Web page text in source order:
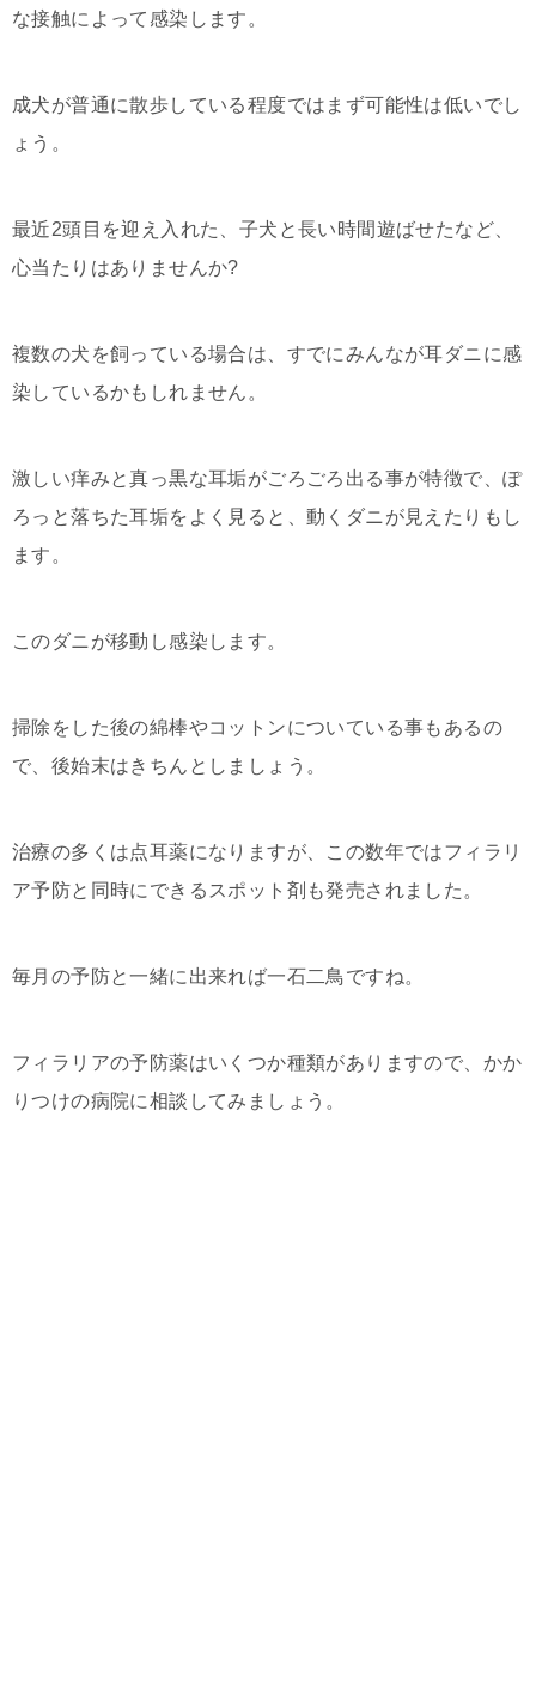
な接触によって感染します。
成犬が普通に散歩している程度ではまず可能性は低いでし
ょう。
最近2頭目を迎え入れた、子犬と長い時間遊ばせたなど、
心当たりはありませんか?
複数の犬を飼っている場合は、すでにみんなが耳ダニに感
染しているかもしれません。
激しい痒みと真っ黒な耳垢がごろごろ出る事が特徴で、ぽ
ろっと落ちた耳垢をよく見ると、動くダニが見えたりもし
ます。
このダニが移動し感染します。
掃除をした後の綿棒やコットンについている事もあるの
で、後始末はきちんとしましょう。
治療の多くは点耳薬になりますが、この数年ではフィラリ
ア予防と同時にできるスポット剤も発売されました。
毎月の予防と一緒に出来れば一石二鳥ですね。
フィラリアの予防薬はいくつか種類がありますので、かか
りつけの病院に相談してみましょう。